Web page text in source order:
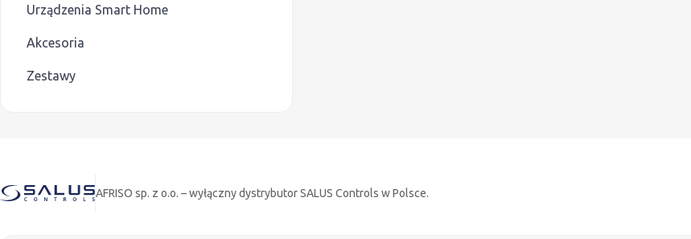
Urządzenia Smart Home
Akcesoria
Zestawy
AFRISO sp. z o.o. – wyłączny dystrybutor SALUS Controls w Polsce.